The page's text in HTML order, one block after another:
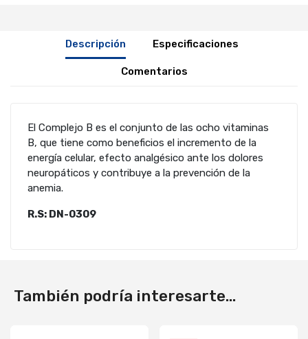
Descripción Especificaciones
Comentarios
El Complejo B es el conjunto de las ocho vitaminas
B, que tiene como beneficios el incremento de la
energía celular, efecto analgésico ante los dolores
neuropáticos y contribuye a la prevención de la
anemia.
R.S: DN-0309
También podría interesarte...